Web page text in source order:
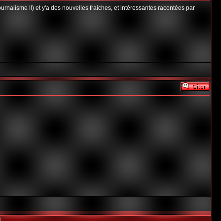
!!) et y'a des nouvelles fraiches, et intéressantes racontées par